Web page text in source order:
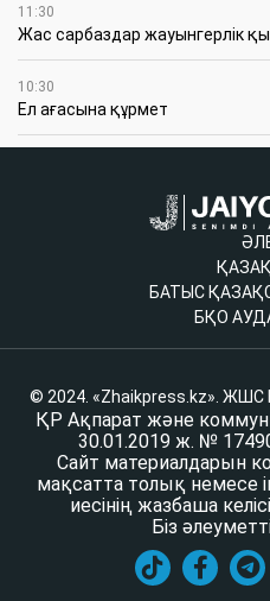
11:30
Жас сарбаздар жауынгерлік
10:30
Ел ағасына құрмет
БАТЫС
БҚО
© 2024. «Zhaikpress.kz». ЖШС
ҚР Ақпарат және
30.01.2019 ж. №
Сайт материалдарын
мақсатта толық немесе
иесінің жазбаша
Біз